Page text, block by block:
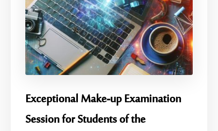
Exceptional Make-up Examination
Session for Students of the